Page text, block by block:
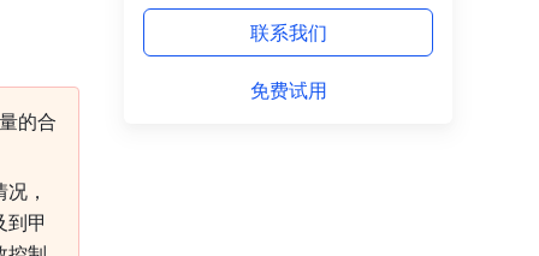
联系我们
免费试用
的合
，
到甲